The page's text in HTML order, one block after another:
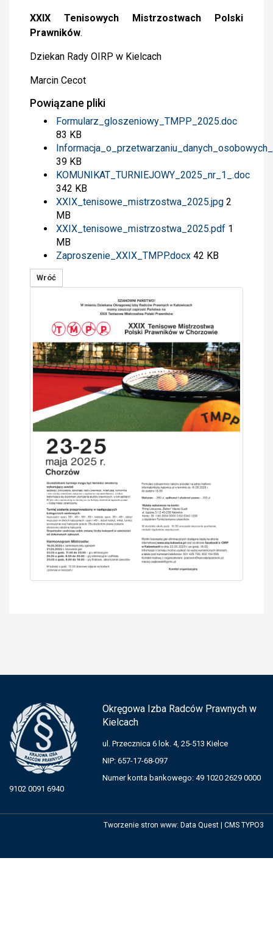
XXIX Tenisowych Mistrzostwach Polski
Prawników.
Dziekan Rady OIRP w Kielcach
Marcin Cecot
Powiązane pliki
Formularz_gloszeniowy_TMPP_2025.doc
83 KB
39 KB
KOMUNIKAT_TURNIEJOWY_2025_nr_1_.doc
342 KB
XXIX_tenisowe_mistrzostwa_2025.jpg2
MB
XXIX_tenisowe_mistrzostwa_2025.pdf 1
MB
Zaproszenie_XXIX_TMPP.docx42 KB
Wróć
Okręgowa Izba Radców Prawnych w
Kielcach
ul. Przecznica 6 lok. 4, 25-513 Kielce
NIP: 657-17-68-097
Numer konta bankowego: 49 1020 2629 0000
9102 0091 6940
Tworzenie stron www: Data Quest CMS TYPO3